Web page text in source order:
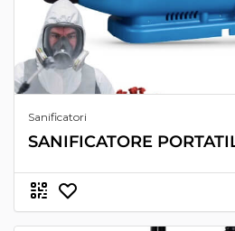
Sanificatori
SANIFICATORE